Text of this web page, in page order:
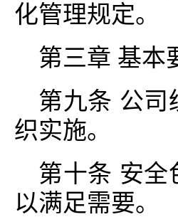
化管理规定。
第三章 基本
第九条 公司
织实施。
第十条 安全
以满足需要。